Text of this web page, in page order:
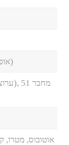
500-1000 cd/m² (אופייני)
אוטובוס,